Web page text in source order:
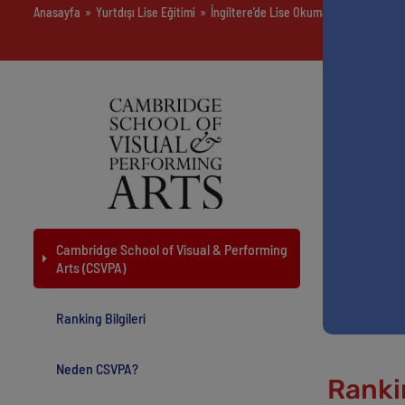
Anasayfa » Yurtdışı Lise Eğitimi » İngiltere’de Lise Okumak
Cambridge School of Visual & Performing
Arts (CSVPA)
Ranking Bilgileri
Neden CSVPA?
eğitimi
CSVPA,
,